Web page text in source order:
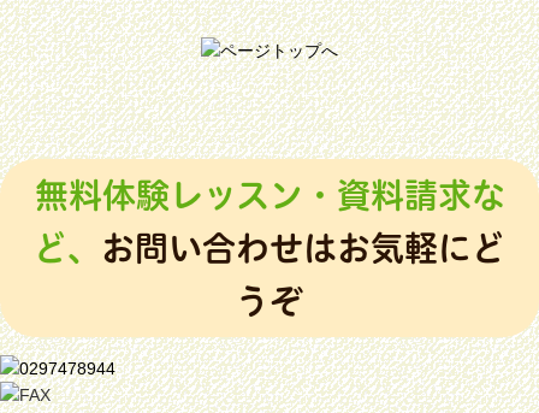
無料体験レッスン・資料請求な
ど、 お問い合わせはお気軽にど
うぞ